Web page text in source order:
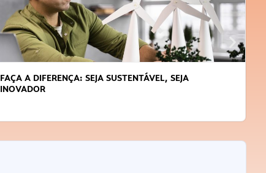
FAÇA A DIFERENÇA: SEJA SUSTENTÁVEL, SEJA
INOVADOR